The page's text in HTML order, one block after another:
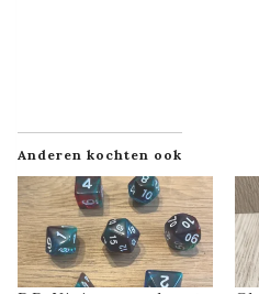
Anderen kochten ook